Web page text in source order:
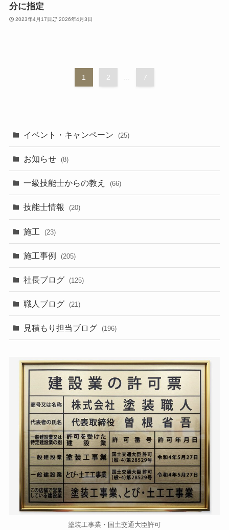
分に指定
2023年4月17日 2026年4月3日
1 2 ... 7
イベント・キャンペーン (25)
お知らせ (8)
一級技能士からの教え (66)
技能士情報 (20)
施工 (23)
施工事例 (205)
社長ブログ (125)
職人ブログ (21)
見積もり担当ブログ (196)
塗装工事業・国土交通大臣許可